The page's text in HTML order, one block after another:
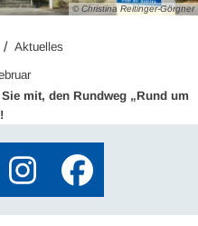
© Christina Reitinger-Görgner
Aktuelles
mit, den Rundweg „Rund um